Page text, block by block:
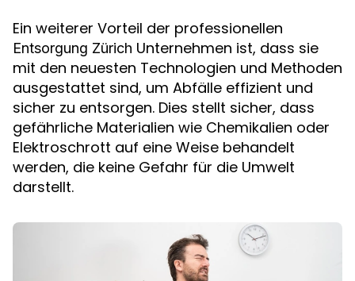
Ein weiterer Vorteil der professionellen
Entsorgung Zürich Unternehmen ist, dass sie
mit den neuesten Technologien und Methoden
ausgestattet sind, um Abfälle effizient und
sicher zu entsorgen. Dies stellt sicher, dass
gefährliche Materialien wie Chemikalien oder
Elektroschrott auf eine Weise behandelt
werden, die keine Gefahr für die Umwelt
darstellt.